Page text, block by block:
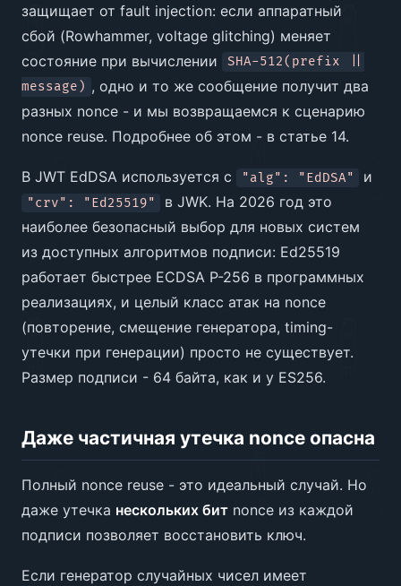
защищает от fault injection: если аппаратный
сбой (Rowhammer, voltage glitching) меняет
состояние при вычислении
SHA-512(prefix ||
message) , одно и то же сообщение получит два
разных nonce - и мы возвращаемся к сценарию
nonce reuse. Подробнее об этом - в статье 14.
В JWT EdDSA используется с "alg": "EdDSA" и
"crv": "Ed25519"
в JWK. На 2026 год это
наиболее безопасный выбор для новых систем
из доступных алгоритмов подписи: Ed25519
работает быстрее ECDSA P-256 в программных
реализациях, и целый класс атак на nonce
(повторение, смещение генератора, timing-
утечки при генерации) просто не существует.
Размер подписи - 64 байта, как и у ES256.
Даже частичная утечка nonce опасна
Полный nonce reuse - это идеальный случай. Но
даже утечка нескольких бит nonce из каждой
подписи позволяет восстановить ключ.
Если генератор случайных чисел имеет